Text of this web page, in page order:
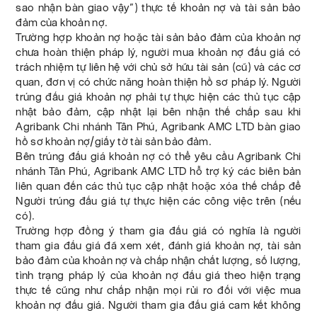
sao nhận bàn giao vậy”) thực tế khoản nợ và tài sản bảo
đảm của khoản nợ.
Trường hợp khoản nợ hoặc tài sản bảo đảm của khoản nợ
chưa hoàn thiện pháp lý, người mua khoản nợ đấu giá có
trách nhiệm tự liên hệ với chủ sở hữu tài sản (cũ) và các cơ
quan, đơn vị có chức năng hoàn thiện hồ sơ pháp lý. Người
trúng đấu giá khoản nợ phải tự thực hiện các thủ tục cập
nhật bảo đảm, cập nhật lại bên nhận thế chấp sau khi
Agribank Chi nhánh Tân Phú, Agribank AMC LTD bàn giao
hồ sơ khoản nợ/giấy tờ tài sản bảo đảm.
Bên trúng đấu giá khoản nợ có thể yêu cầu Agribank Chi
nhánh Tân Phú, Agribank AMC LTD hỗ trợ ký các biên bản
liên quan đến các thủ tục cập nhật hoặc xóa thế chấp để
Người trúng đấu giá tự thực hiện các công việc trên (nếu
có).
Trường hợp đồng ý tham gia đấu giá có nghĩa là người
tham gia đấu giá đã xem xét, đánh giá khoản nợ, tài sản
bảo đảm của khoản nợ và chấp nhận chất lượng, số lượng,
tình trạng pháp lý của khoản nợ đấu giá theo hiện trạng
thực tế cũng như chấp nhận mọi rủi ro đối với việc mua
khoản nợ đấu giá. Người tham gia đấu giá cam kết không